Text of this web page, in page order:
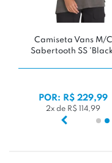
Camiseta Vans M/C
Sabertooth SS 'Black'
POR: R$ 229,99
2x de R$ 114,99